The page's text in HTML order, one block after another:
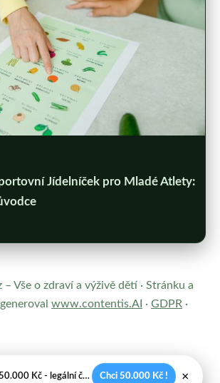
Jídelníček pro Mladé Atlety:
– Vše o zdraví a výživě dětí · Stránku a
www.contentis.AI · GDPR ·
VIP uvítací bonus 50.000 Kč - legální české kasíno Chci 50.000 Kč ! ×